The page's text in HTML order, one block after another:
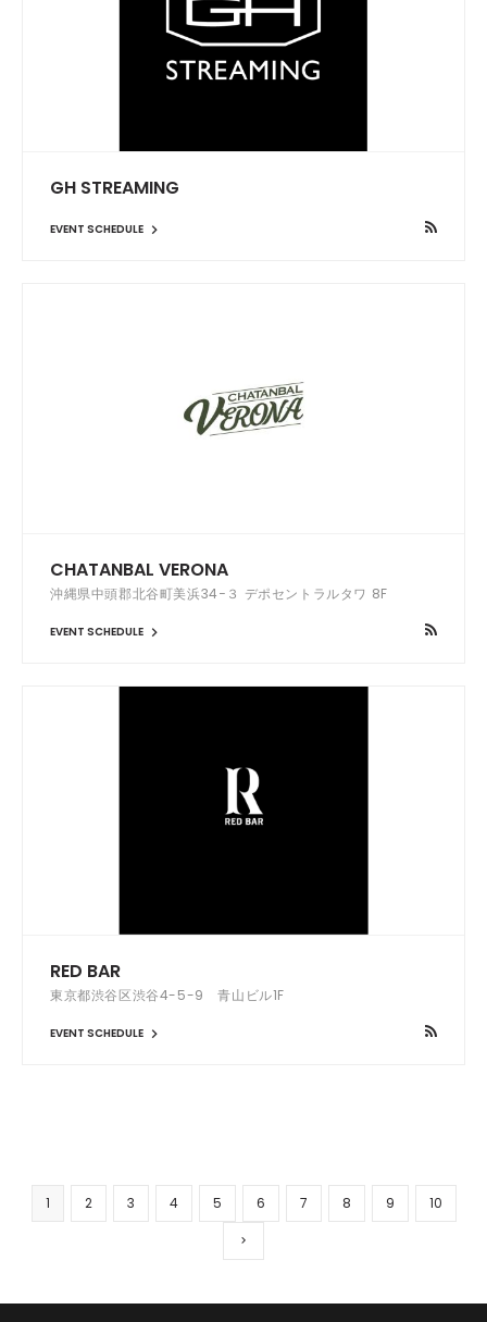
GH STREAMING
EVENT SCHEDULE
CHATANBAL VERONA
沖縄県中頭郡北谷町美浜34−３ デポセントラルタワ 8F
EVENT SCHEDULE
RED BAR
東京都渋谷区渋谷4-5-9 青山ビル1F
EVENT SCHEDULE
1 2 3 4 5 6 7 8 9 10